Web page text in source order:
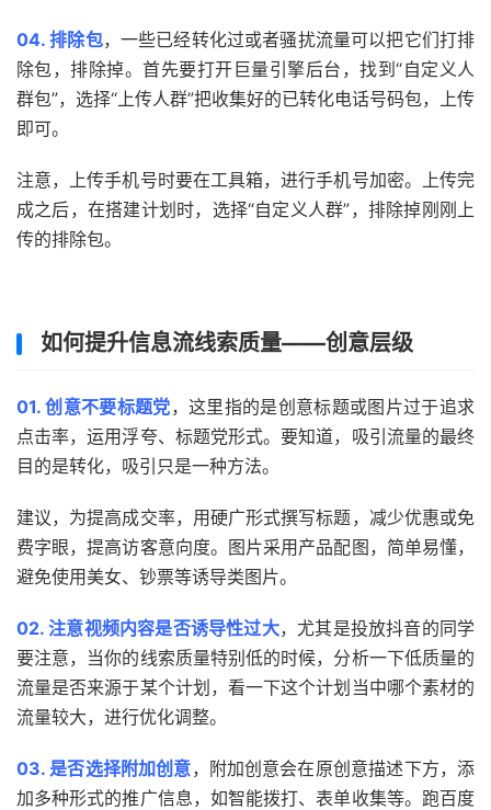
04. 排除包，一些已经转化过或者骚扰流量可以把它们打排
除包，排除掉。首先要打开巨量引擎后台，找到“自定义人
群包”，选择“上传人群”把收集好的已转化电话号码包，上传
即可。
注意，上传手机号时要在工具箱，进行手机号加密。上传完
成之后，在搭建计划时，选择“自定义人群”，排除掉刚刚上
传的排除包。
如何提升信息流线索质量——创意层级
01. 创意不要标题党，这里指的是创意标题或图片过于追求
点击率，运用浮夸、标题党形式。要知道，吸引流量的最终
目的是转化，吸引只是一种方法。
建议，为提高成交率，用硬广形式撰写标题，减少优惠或免
费字眼，提高访客意向度。图片采用产品配图，简单易懂，
避免使用美女、钞票等诱导类图片。
02. 注意视频内容是否诱导性过大，尤其是投放抖音的同学
要注意，当你的线索质量特别低的时候，分析一下低质量的
流量是否来源于某个计划，看一下这个计划当中哪个素材的
流量较大，进行优化调整。
03. 是否选择附加创意，附加创意会在原创意描述下方，添
加多种形式的推广信息，如智能拨打、表单收集等。跑百度